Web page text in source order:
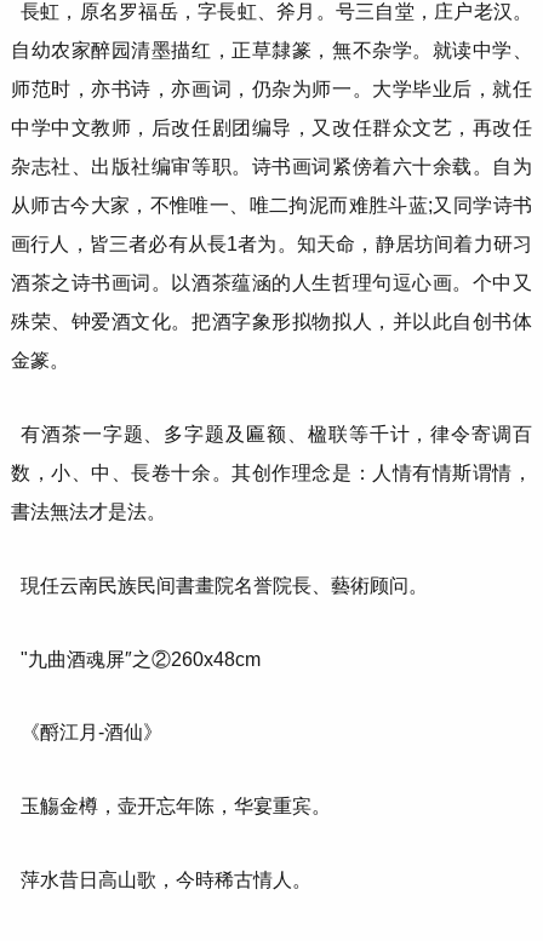
長虹，原名罗福岳，字長虹、斧月。号三自堂，庄户老汉。
自幼农家醉园清墨描红，正草隸篆，無不杂学。就读中学、
师范时，亦书诗，亦画词，仍杂为师一。大学毕业后，就任
中学中文教师，后改任剧团编导，又改任群众文艺，再改任
杂志社、出版社编审等职。诗书画词紧傍着六十余载。自为
从师古今大家，不惟唯一、唯二拘泥而难胜斗蓝;又同学诗书
画行人，皆三者必有从長1者为。知天命，静居坊间着力研习
酒茶之诗书画词。以酒茶蕴涵的人生哲理句逗心画。个中又
殊荣、钟爱酒文化。把酒字象形拟物拟人，并以此自创书体
金篆。
有酒茶一字题、多字题及匾额、楹联等千计，律令寄调百
数，小、中、長卷十余。其创作理念是：人情有情斯谓情，
書法無法才是法。
現任云南民族民间書畫院名誉院長、藝術顾问。
"九曲酒魂屏″之②260x48cm
《酹江月-酒仙》
玉觴金樽，壶开忘年陈，华宴重宾。
萍水昔日高山歌，今時稀古情人。